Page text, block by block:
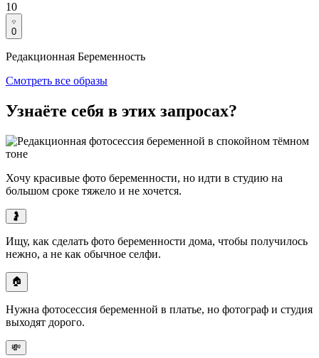
10
0
Редакционная Беременность
Смотреть все образы
Узнаёте себя в этих запросах?
Хочу красивые фото беременности, но идти в студию на
большом сроке тяжело и не хочется.
🤰
Ищу, как сделать фото беременности дома, чтобы получилось
нежно, а не как обычное селфи.
🏠
Нужна фотосессия беременной в платье, но фотограф и студия
выходят дорого.
💸